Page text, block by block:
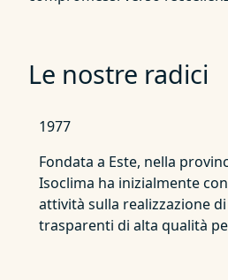
Le nostre radici
1977
Fondata a Este, nella
Isoclima ha inizialmente
attività sulla realizzazione
trasparenti di alta qualità